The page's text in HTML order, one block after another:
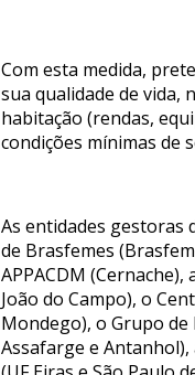
Com esta medida,
sua qualidade de vida,
habitação (rendas,
condições mínimas de
As entidades gestoras
de Brasfemes
APPACDM
João do Campo), o
Mondego), o Grupo de
Assafarge e Antanhol),